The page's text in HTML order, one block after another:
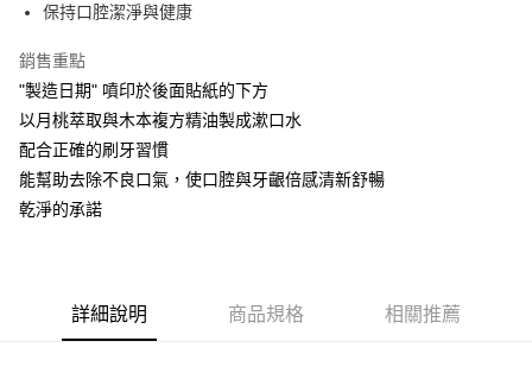
大哥付你分期
相關說明
1.本服務由台灣大哥大提供，台灣大哥大用戶可立即使用無須另外申請。
2.付款方式選擇「大哥付你分期」，訂單成立後會自動跳轉到大哥付的交易
流程，驗證手機門號後，選擇欲分期的期數、繳款截止日，確認付款後即完
成交易。
3.實際核准額度、可分期數及費用金額請依後續交易確認頁面所載為準。
4.訂單成立30分鐘內，如未前往確認交易或遇審核未通過，訂單將自動取
醒簡訊。
AFTEE先享後付
相關說明
【關於「AFTEE先享後付」】
AFTEE先享後付是「在收到商品之後才付款」的支付方式。 讓您購物簡單
便利好安心！
１．簡單：不需註冊會員、不需綁卡、不需儲值。
１．於結帳方式選擇「AFTEE先享後付」後，將跳轉至「AFTEE先享後付」
結帳頁面，進行簡訊認證並確認金額後，即可完成結帳。
❌未開放，選取系統將直接取消訂單❌
保持口腔潔淨與健康
銷售重點
"製造日期" 噴印於後面貼紙的下方
以月桃萃取與木本複方精油製成漱口水
配合正確的刷牙習慣
能幫助去除不良口氣，使口腔與牙齦倍感清新舒暢
乾淨的承諾
詳細說明 商品規格 相關推薦